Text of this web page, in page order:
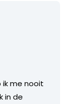
ik me nooit
in de